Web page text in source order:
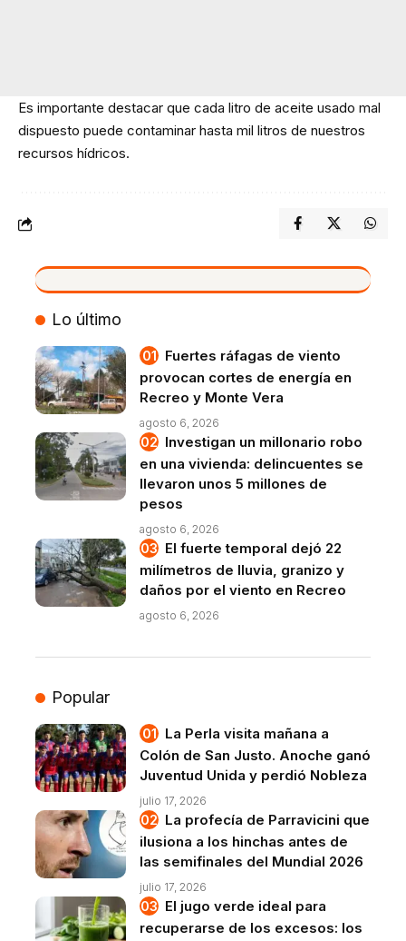
Es importante destacar que cada litro de aceite usado mal
dispuesto puede contaminar hasta mil litros de nuestros
recursos hídricos.
VIVO
Lo último
Fuertes ráfagas de viento
provocan cortes de energía en
Recreo y Monte Vera
agosto 6, 2026
Investigan un millonario robo
en una vivienda: delincuentes se
llevaron unos 5 millones de
pesos
agosto 6, 2026
El fuerte temporal dejó 22
milímetros de lluvia, granizo y
daños por el viento en Recreo
agosto 6, 2026
Popular
La Perla visita mañana a
Colón de San Justo. Anoche ganó
Juventud Unida y perdió Nobleza
julio 17, 2026
La profecía de Parravicini que
ilusiona a los hinchas antes de
las semifinales del Mundial 2026
julio 17, 2026
El jugo verde ideal para
recuperarse de los excesos: los